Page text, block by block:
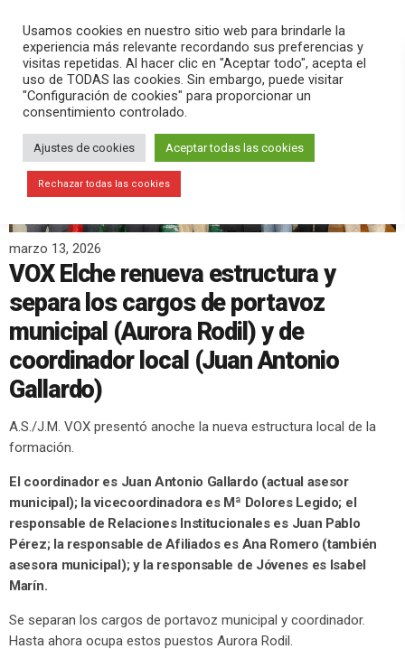
search menu pause PLAY
marzo 13, 2026
VOX Elche renueva estructura y
separa los cargos de portavoz
municipal (Aurora Rodil) y de
coordinador local (Juan Antonio
Gallardo)
A.S./J.M. VOX presentó anoche la nueva estructura local de la
formación.
El coordinador es Juan Antonio Gallardo (actual asesor
municipal); la vicecoordinadora es Mª Dolores Legido; el
responsable de Relaciones Institucionales es Juan Pablo
Pérez; la responsable de Afiliados es Ana Romero (también
asesora municipal); y la responsable de Jóvenes es Isabel
Marín.
Se separan los cargos de portavoz municipal y coordinador.
Hasta ahora ocupa estos puestos Aurora Rodil.
Usamos cookies en nuestro sitio web para brindarle la
experiencia más relevante recordando sus preferencias y
visitas repetidas. Al hacer clic en "Aceptar todo", acepta el
uso de TODAS las cookies. Sin embargo, puede visitar
"Configuración de cookies" para proporcionar un
consentimiento controlado.
Ajustes de cookies Aceptar todas las cookies
Rechazar todas las cookies